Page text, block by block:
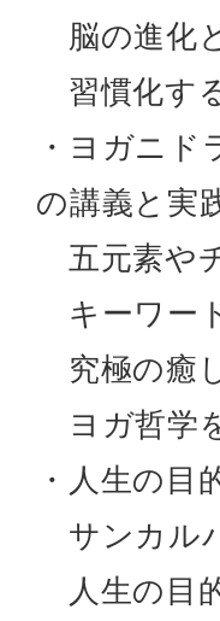
脳の進化
習慣化す
・ヨガニ
の講義と実
五元素や
キーワー
究極の癒
ヨガ哲学
・人生の目
サンカル
人生の目